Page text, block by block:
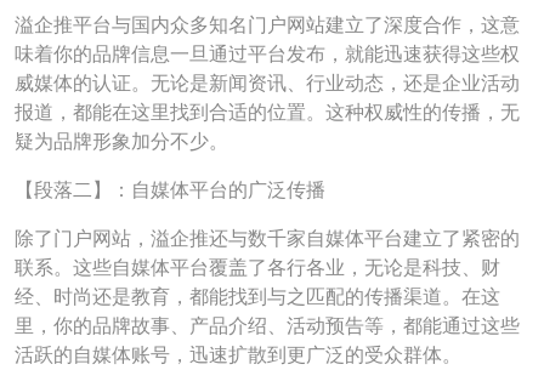
溢企推平台与国内众多知名门户网站建立了深度合作，这意
味着你的品牌信息一旦通过平台发布，就能迅速获得这些权
威媒体的认证。无论是新闻资讯、行业动态，还是企业活动
报道，都能在这里找到合适的位置。这种权威性的传播，无
疑为品牌形象加分不少。
【段落二】：自媒体平台的广泛传播
除了门户网站，溢企推还与数千家自媒体平台建立了紧密的
联系。这些自媒体平台覆盖了各行各业，无论是科技、财
经、时尚还是教育，都能找到与之匹配的传播渠道。在这
里，你的品牌故事、产品介绍、活动预告等，都能通过这些
活跃的自媒体账号，迅速扩散到更广泛的受众群体。